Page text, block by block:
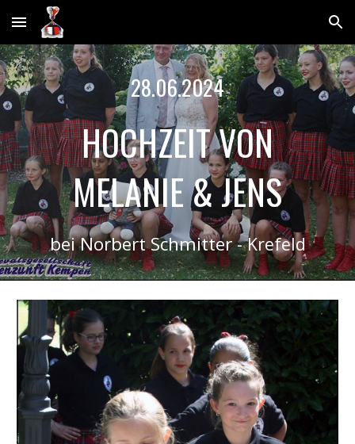
Skip to main content Skip to navigation
28.06.2024
HOCHZEIT VON
MELANIE & JENS
bei Norbert Schmitter- Krefeld